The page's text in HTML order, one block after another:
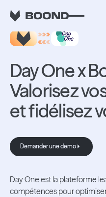
RETOUR AUX INTEGRATIONS
Day One x
Valorisez
et fidélisez
Demander une
Demander une demo
Day One est la plateforme
compétences pour